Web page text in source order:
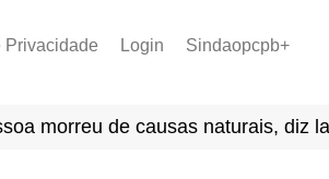
Privacidade Login Sindaopcpb+
morreu de causas naturais, diz